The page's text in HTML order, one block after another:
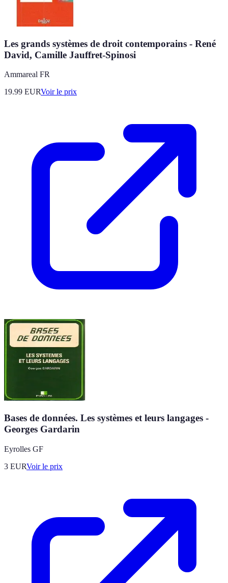
Les grands systèmes de droit contemporains - René
David, Camille Jauffret-Spinosi
Ammareal FR
19.99 EURVoir le prix
Bases de données. Les systèmes et leurs langages -
Georges Gardarin
Eyrolles GF
3 EURVoir le prix